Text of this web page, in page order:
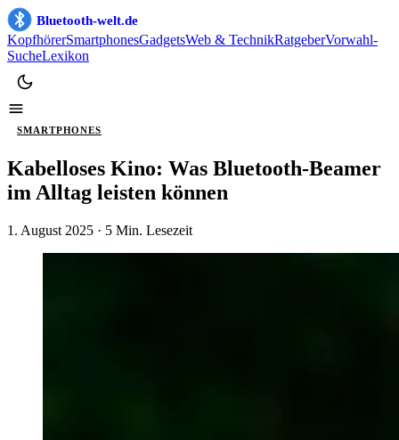
Bluetooth-welt.de
KopfhörerSmartphonesGadgetsWeb & TechnikRatgeberVorwahl-
SucheLexikon
SMARTPHONES
Kabelloses Kino: Was Bluetooth-Beamer
im Alltag leisten können
1. August 2025 · 5 Min. Lesezeit